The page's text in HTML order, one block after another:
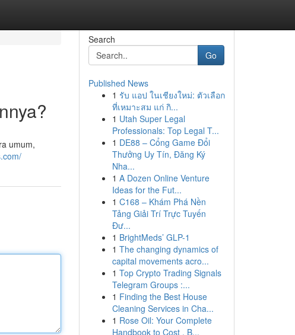
umum,
Search
Go
Published News
1 รับ แอป ในเชียงใหม่: ตัวเลือก
ที่เหมาะสม แก่ กิ...
1 Utah Super Legal
Professionals: Top Legal T...
1 DE88 – Cổng Game Đổi
Thưởng Uy Tín, Đăng Ký
Nha...
1 A Dozen Online Venture
Ideas for the Fut...
1 C168 – Khám Phá Nền
Tảng Giải Trí Trực Tuyến
Đư...
1 BrightMeds’ GLP-1
1 The changing dynamics of
capital movements acro...
1 Top Crypto Trading Signals
Telegram Groups :...
1 Finding the Best House
Cleaning Services in Cha...
1 Rose Oil: Your Complete
Handbook to Cost , B...